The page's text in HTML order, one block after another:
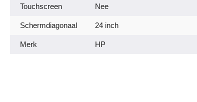
Touchscreen Nee
Schermdiagonaal 24 inch
Merk HP